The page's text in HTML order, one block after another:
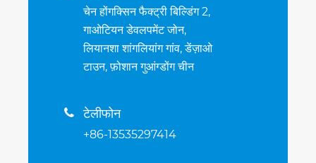
चेन होंगक्सिन फैक्ट्री बिल्डिंग 2,
गाओटियन डेवलपमेंट जोन,
लियानशा शांगलियांग गांव, डेंज़ाओ
टाउन, फ़ोशान गुआंग्डोंग चीन
 टेलीफोन
+86-13535297414